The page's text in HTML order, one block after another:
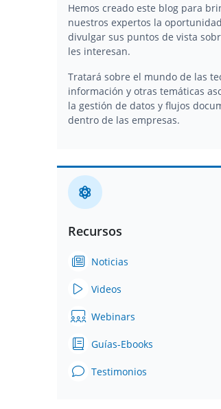
Hemos creado este blog para
nuestros expertos la
divulgar sus puntos de vista
les interesan.
Tratará sobre el mundo de las
información y otras temáticas
la gestión de datos y flujos
dentro de las empresas.
Recursos
Noticias
Videos
Webinars
Guías-Ebooks
Testimonios